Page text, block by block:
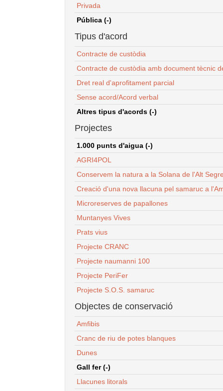
Privada
Pública (-)
Tipus d'acord
Contracte de custòdia
Contracte de custòdia amb document tècnic
Dret real d'aprofitament parcial
Sense acord/Acord verbal
Altres tipus d'acords (-)
Projectes
1.000 punts d'aigua (-)
AGRI4POL
Conservem la natura a la Solana de l'Alt
Creació d'una nova llacuna pel samaruc a
Microreserves de papallones
Muntanyes Vives
Prats vius
Projecte CRANC
Projecte naumanni 100
Projecte PeriFer
Projecte S.O.S. samaruc
Objectes de conservació
Amfibis
Cranc de riu de potes blanques
Dunes
Gall fer (-)
Llacunes litorals